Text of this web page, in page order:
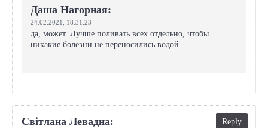
Даша Нагорная:
24.02.2021, 18:31:23
да, может. Лучше поливать всех отдельно, чтобы
никакие болезни не переносились водой.
Свiтлана Левадна: Reply